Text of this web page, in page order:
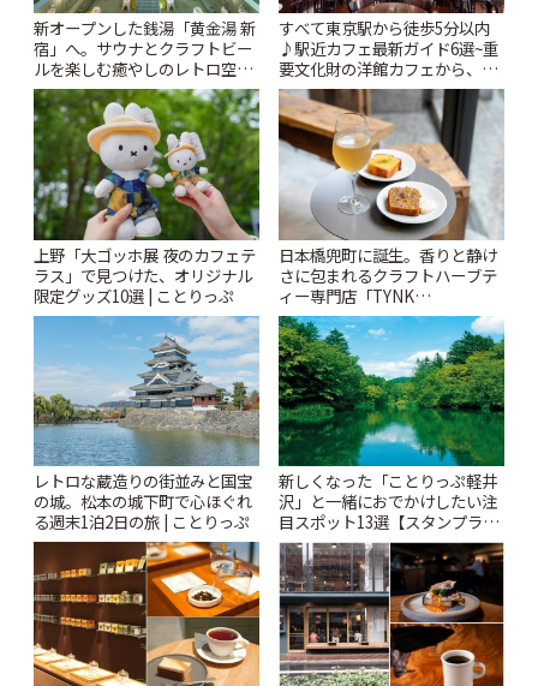
新オープンした銭湯「黄金湯 新
宿」へ。サウナとクラフトビー
ルを楽しむ癒やしのレトロ空間
| ことりっぷ
すべて東京駅から徒歩5分以内
♪駅近カフェ最新ガイド6選~重
要文化財の洋館カフェから、改
札すぐのレトロ喫茶まで~ | こと
りっぷ
上野「大ゴッホ展 夜のカフェテ
ラス」で見つけた、オリジナル
限定グッズ10選 | ことりっぷ
日本橋兜町に誕生。香りと静け
さに包まれるクラフトハーブテ
ィー専門店「TYNK
Kabutocho」 | ことりっぷ
レトロな蔵造りの街並みと国宝
の城。松本の城下町で心ほぐれ
る週末1泊2日の旅 | ことりっぷ
新しくなった「ことりっぷ軽井
沢」と一緒におでかけしたい注
目スポット13選【スタンプラリ
ー開催中】 | ことりっぷ